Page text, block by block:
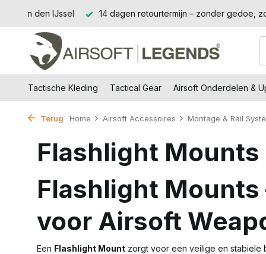
14 dagen retourtermijn – zonder gedoe, zonder stress.
Tactische Kleding Tactical Gear Airsoft Onderdelen &
Terug Home Airsoft Accessoires Montage & Rail
Flashlight Mounts
Flashlight Mounts
voor Airsoft
Een Flashlight Mount zorgt voor een veilige en stabiele